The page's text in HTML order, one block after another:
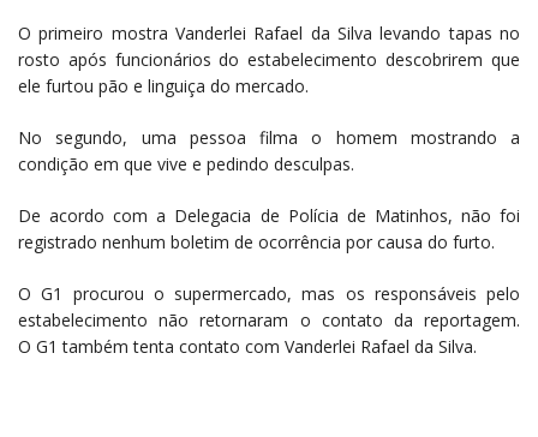
O primeiro mostra Vanderlei Rafael da Silva levando tapas no
rosto após funcionários do estabelecimento descobrirem que
ele furtou pão e linguiça do mercado.
No segundo, uma pessoa filma o homem mostrando a
condição em que vive e pedindo desculpas.
De acordo com a Delegacia de Polícia de Matinhos, não foi
registrado nenhum boletim de ocorrência por causa do furto.
O G1 procurou o supermercado, mas os responsáveis pelo
estabelecimento não retornaram o contato da reportagem.
O G1 também tenta contato com Vanderlei Rafael da Silva.